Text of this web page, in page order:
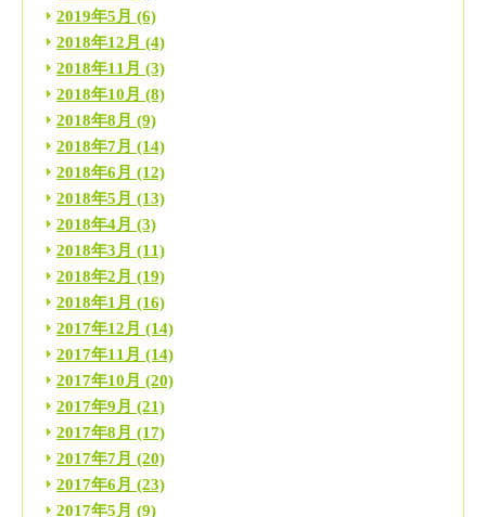
2019年5月 (6)
2018年12月 (4)
2018年11月 (3)
2018年10月 (8)
2018年8月 (9)
2018年7月 (14)
2018年6月 (12)
2018年5月 (13)
2018年4月 (3)
2018年3月 (11)
2018年2月 (19)
2018年1月 (16)
2017年12月 (14)
2017年11月 (14)
2017年10月 (20)
2017年9月 (21)
2017年8月 (17)
2017年7月 (20)
2017年6月 (23)
2017年5月 (9)